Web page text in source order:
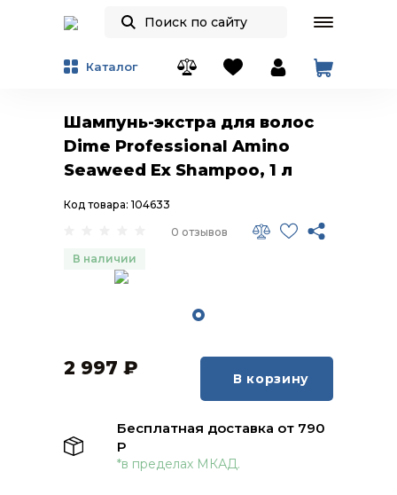
Каталог
Шампунь-экстра для волос
Dime Professional Amino
Seaweed Ex Shampoo, 1 л
0 отзывов
Код товара: 104633
В наличии
2 997 ₽ В корзину
Бесплатная доставка от 790
Р
*в пределах МКАД.